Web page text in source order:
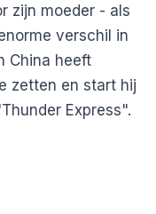
zijn moeder - als
verschil in
China heeft
zetten en start hij
Express".